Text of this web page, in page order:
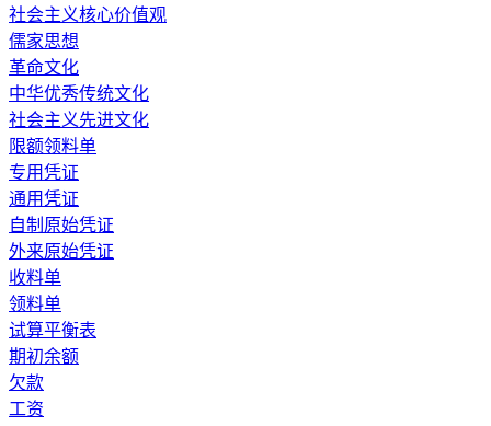
社会主义核心价值观
儒家思想
革命文化
中华优秀传统文化
社会主义先进文化
限额领料单
专用凭证
通用凭证
自制原始凭证
外来原始凭证
收料单
领料单
试算平衡表
期初余额
欠款
工资